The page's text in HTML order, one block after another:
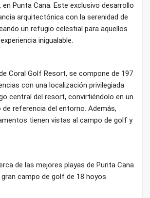
en Punta Cana. Este exclusivo desarrollo
arquitectónica con la serenidad de
un refugio celestial para aquellos
inigualable.
Coral Golf Resort, se compone de 197
con una localización privilegiada
central del resort, convirtiéndolo en un
de referencia del entorno. Además,
tienen vistas al campo de golf y
de las mejores playas de Punta Cana
campo de golf de 18 hoyos.